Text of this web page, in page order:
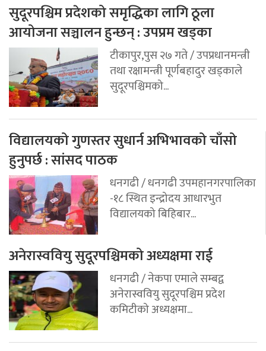
सुदूरपश्चिम प्रदेशको समृद्धिका लागि ठूला
आयोजना सञ्चालन हुन्छन् : उपप्रम खड्का
टीकापुर,पुस २७ गते / उपप्रधानमन्त्री
तथा रक्षामन्त्री पूर्णबहादुर खड्काले
सुदूरपश्चिमको...
विद्यालयको गुणस्तर सुधार्न अभिभावको चाँसो
हुनुपर्छ : सांसद पाठक
धनगढी / धनगढी उपमहानगरपालिका
-१८ स्थित इन्द्रोदय आधारभुत
विद्यालयको बिहिबार...
अनेरास्ववियु सुदूरपश्चिमको अध्यक्षमा राई
धनगढी / नेकपा एमाले सम्बद्व
अनेरास्ववियु सुदूरपश्चिम प्रदेश
कमिटीको अध्यक्षमा...